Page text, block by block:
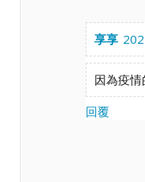
享享
因為疫
回覆